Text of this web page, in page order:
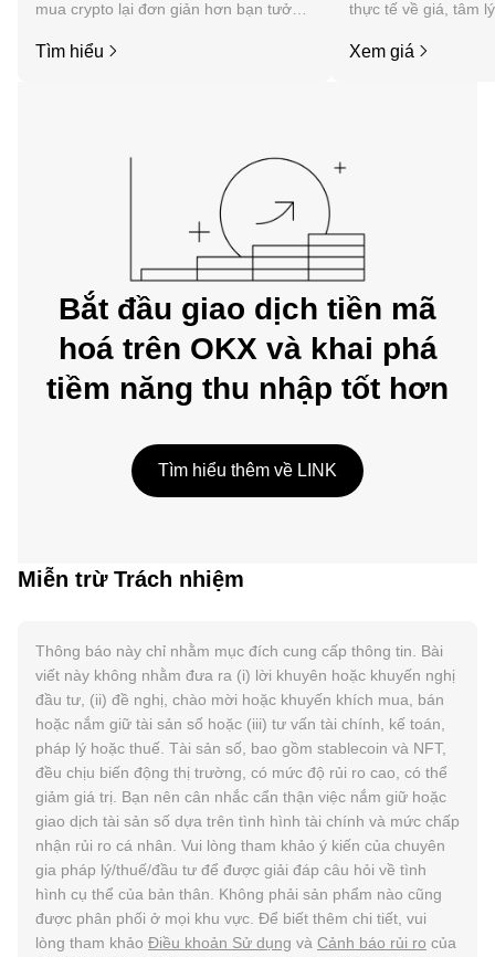
mua crypto lại đơn giản hơn bạn tưởng.
dụng di động OKX hoặc ngay tại đây
Tìm hiểu
thực tế về giá, tâm
Xem giá
Bắt đầu giao dịch tiền mã
hoá trên OKX và khai phá
tiềm năng thu nhập tốt hơn
Tìm hiểu thêm về LINK
Miễn trừ Trách nhiệm
Thông báo này chỉ nhằm mục đích cung cấp thông tin. Bài
viết này không nhằm đưa ra (i) lời khuyên hoặc khuyến nghị
đầu tư, (ii) đề nghị, chào mời hoặc khuyến khích mua, bán
hoặc nắm giữ tài sản số hoặc (iii) tư vấn tài chính, kế toán,
pháp lý hoặc thuế. Tài sản số, bao gồm stablecoin và NFT,
đều chịu biến động thị trường, có mức độ rủi ro cao, có thể
giảm giá trị. Bạn nên cân nhắc cẩn thận việc nắm giữ hoặc
giao dịch tài sản số dựa trên tình hình tài chính và mức chấp
nhận rủi ro cá nhân. Vui lòng tham khảo ý kiến của chuyên
gia pháp lý/thuế/đầu tư để được giải đáp câu hỏi về tình
hình cụ thể của bản thân. Không phải sản phẩm nào cũng
được phân phối ở mọi khu vực. Để biết thêm chi tiết, vui
lòng tham khảo Điều khoản Sử dụng và Cảnh báo rủi ro của